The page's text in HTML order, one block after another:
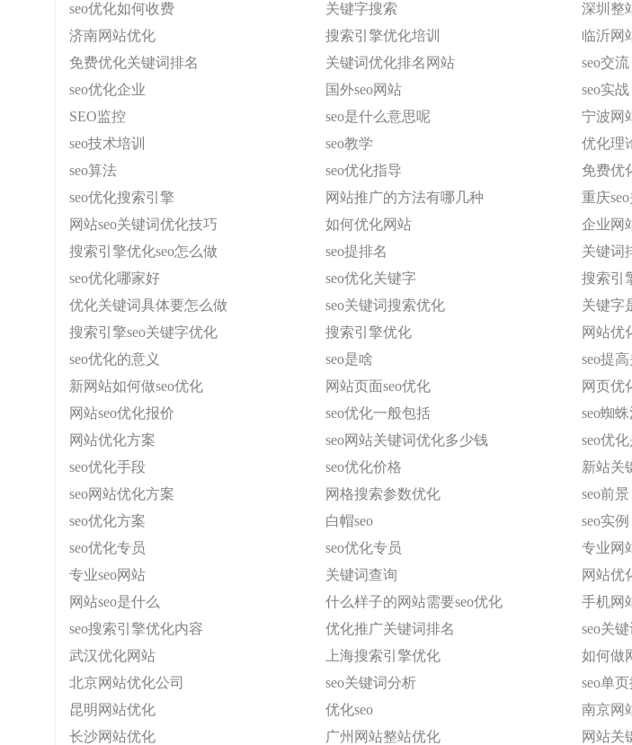
seo优化如何收费
关键字搜索 深圳整
济南网站优化
搜索引擎优化培训 临沂网
免费优化关键词排名
关键词优化排名网站 seo交流
seo优化企业
国外seo网站 seo实战
SEO监控
seo是什么意思呢 宁波网
seo技术培训
seo教学 优化理
seo算法
seo优化指导 免费优
seo优化搜索引擎
网站推广的方法有哪几种 重庆
网站seo关键词优化技巧
如何优化网站 企业网
搜索引擎优化seo怎么做
seo提排名 关键词
seo优化哪家好
seo优化关键字 搜索引
优化关键词具体要怎么做
seo关键词搜索优化 关键字
搜索引擎seo关键字优化
搜索引擎优化 网站优
seo优化的意义
seo是啥 seo提
新网站如何做seo优化
网站页面seo优化 网页优
网站seo优化报价
seo优化一般包括 seo蜘
网站优化方案
seo网站关键词优化多少钱 seo优
seo优化手段
seo优化价格 新站关
seo网站优化方案
网格搜索参数优化 seo前景
seo优化方案
白帽seo seo实例
seo优化专员
seo优化专员 专业网
专业seo网站
关键词查询 网站优
网站seo是什么
什么样子的网站需要seo优化 手机网
seo搜索引擎优化内容
优化推广关键词排名 seo关
武汉优化网站
上海搜索引擎优化 如何做
北京网站优化公司
seo关键词分析 seo单
昆明网站优化
优化seo 南京网
长沙网站优化
广州网站整站优化 网站关